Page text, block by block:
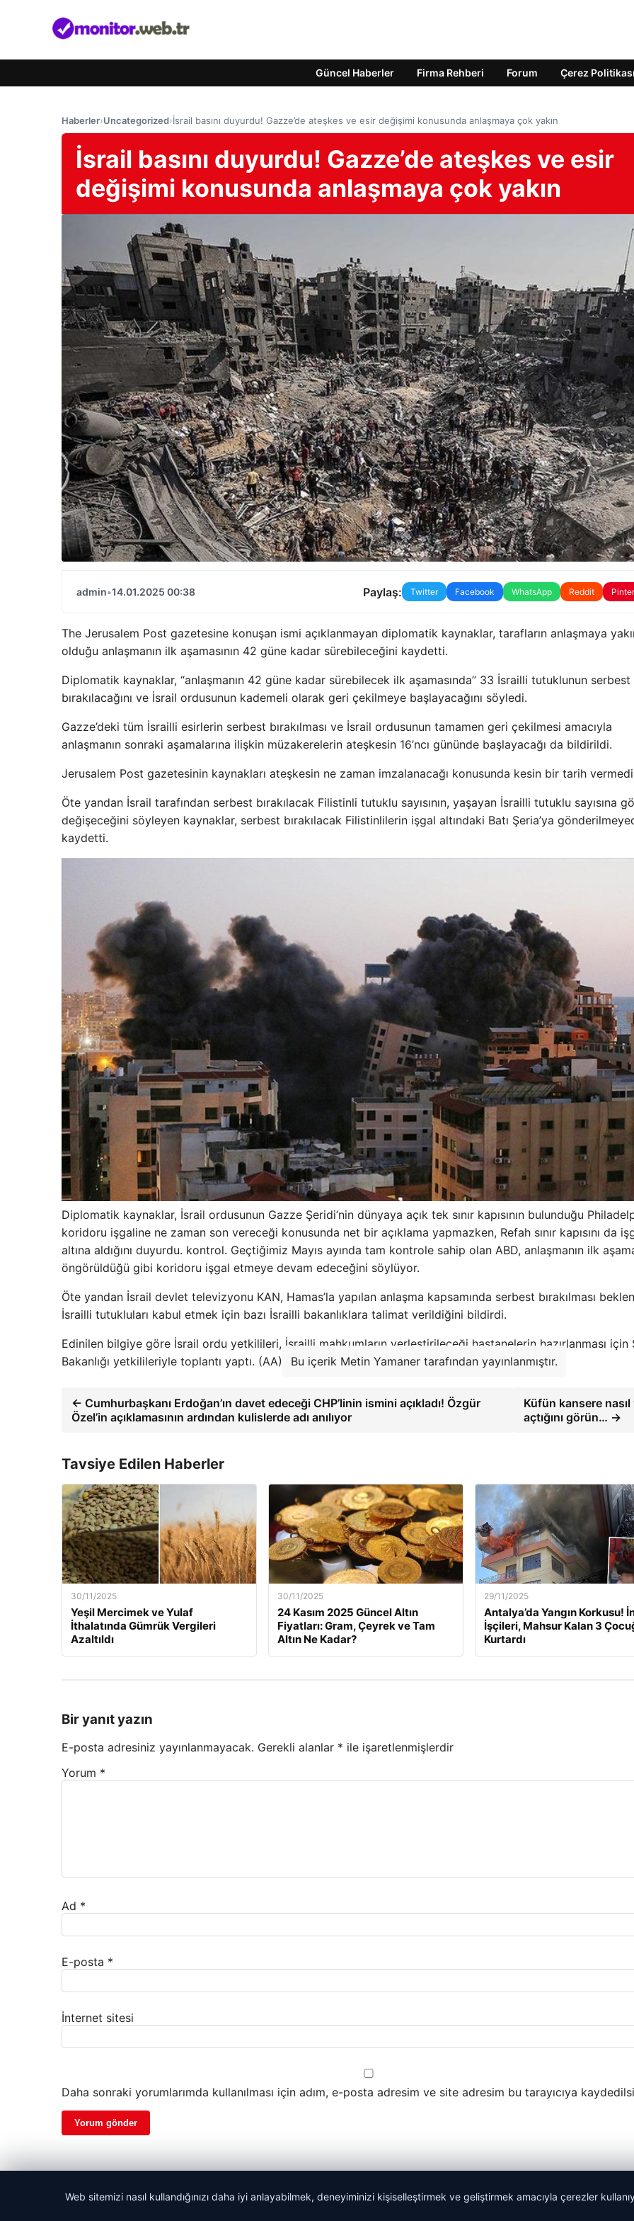
Güncel Haberler Firma Rehberi Forum Çerez Politikası
Haberler›Uncategorized›İsrail basını duyurdu! Gazze’de ateşkes ve esir değişimi konusunda anlaşmaya çok yakın
İsrail basını duyurdu! Gazze’de ateşkes ve esir
değişimi konusunda anlaşmaya çok yakın
admin•14.01.2025 00:38 Paylaş: Twitter Facebook WhatsApp Reddit
The Jerusalem Post gazetesine konuşan ismi açıklanmayan diplomatik kaynaklar, tarafların anlaşmaya
olduğu anlaşmanın ilk aşamasının 42 güne kadar sürebileceğini kaydetti.
Diplomatik kaynaklar, “anlaşmanın 42 güne kadar sürebilecek ilk aşamasında” 33 İsrailli tutuklunun serbest
bırakılacağını ve İsrail ordusunun kademeli olarak geri çekilmeye başlayacağını söyledi.
Gazze’deki tüm İsrailli esirlerin serbest bırakılması ve İsrail ordusunun tamamen geri çekilmesi amacıyla
anlaşmanın sonraki aşamalarına ilişkin müzakerelerin ateşkesin 16’ncı gününde başlayacağı da bildirildi.
Jerusalem Post gazetesinin kaynakları ateşkesin ne zaman imzalanacağı konusunda kesin bir tarih
Öte yandan İsrail tarafından serbest bırakılacak Filistinli tutuklu sayısının, yaşayan İsrailli tutuklu sayısına
değişeceğini söyleyen kaynaklar, serbest bırakılacak Filistinlilerin işgal altındaki Batı Şeria’ya
kaydetti.
Diplomatik kaynaklar, İsrail ordusunun Gazze Şeridi’nin dünyaya açık tek sınır kapısının bulunduğu
koridoru işgaline ne zaman son vereceği konusunda net bir açıklama yapmazken, Refah sınır kapısını da
altına aldığını duyurdu. kontrol. Geçtiğimiz Mayıs ayında tam kontrole sahip olan ABD, anlaşmanın ilk
öngörüldüğü gibi koridoru işgal etmeye devam edeceğini söylüyor.
Öte yandan İsrail devlet televizyonu KAN, Hamas’la yapılan anlaşma kapsamında serbest bırakılması
İsrailli tutukluları kabul etmek için bazı İsrailli bakanlıklara talimat verildiğini bildirdi.
Edinilen bilgiye göre İsrail ordu yetkilileri, İsrailli mahkumların yerleştirileceği hastanelerin hazırlanması için
Bakanlığı yetkilileriyle toplantı yaptı. (AA)
Bu içerik Metin Yamaner tarafından yayınlanmıştır.
← Cumhurbaşkanı Erdoğan’ın davet edeceği CHP’linin ismini açıkladı! Özgür
Özel’in açıklamasının ardından kulislerde adı anılıyor
Küfün kansere nasıl
açtığını görün… →
Tavsiye Edilen Haberler
30/11/2025
Yeşil Mercimek ve Yulaf
İthalatında Gümrük Vergileri
Azaltıldı
30/11/2025
24 Kasım 2025 Güncel Altın
Fiyatları: Gram, Çeyrek ve Tam
Altın Ne Kadar?
29/11/2025
Antalya’da Yangın Korkusu!
İşçileri, Mahsur Kalan 3
Kurtardı
Bir yanıt yazın
E-posta adresiniz yayınlanmayacak. Gerekli alanlar * ile işaretlenmişlerdir
Yorum *
Ad *
E-posta *
İnternet sitesi
Daha sonraki yorumlarımda kullanılması için adım, e-posta adresim ve site adresim bu tarayıcıya
© 2026 Monitör TV
Web sitemizi nasıl kullandığınızı daha iyi anlayabilmek, deneyiminizi kişiselleştirmek ve geliştirmek amacıyla çerezler